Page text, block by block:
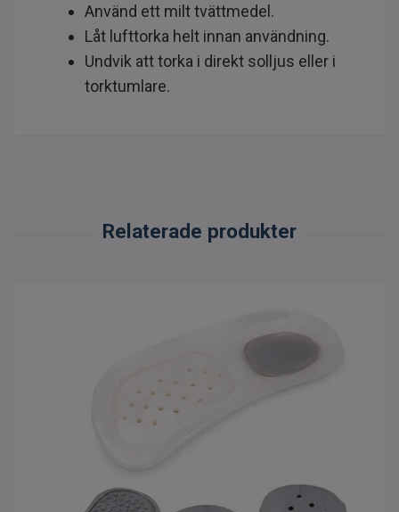
Använd ett milt tvättmedel.
Låt lufttorka helt innan användning.
Undvik att torka i direkt solljus eller i
torktumlare.